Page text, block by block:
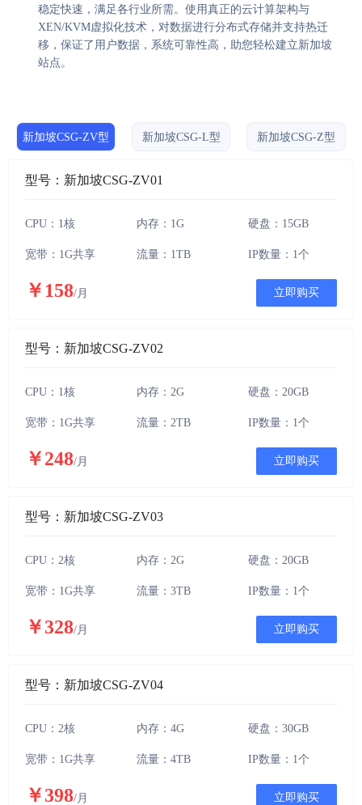
稳定快速，满足各行业所需。使用真正的云计算架构与
XEN/KVM虚拟化技术，对数据进行分布式存储并支持热迁
移，保证了用户数据，系统可靠性高，助您轻松建立新加坡
站点。
新加坡CSG-ZV型 新加坡CSG-L型 新加坡CSG-Z型
型号：新加坡CSG-ZV01
CPU：1核 内存：1G 硬盘：15GB
宽带：1G共享 流量：1TB IP数量：1个
￥158/月 立即购买
型号：新加坡CSG-ZV02
CPU：1核 内存：2G 硬盘：20GB
宽带：1G共享 流量：2TB IP数量：1个
￥248/月 立即购买
型号：新加坡CSG-ZV03
CPU：2核 内存：2G 硬盘：20GB
宽带：1G共享 流量：3TB IP数量：1个
￥328/月 立即购买
型号：新加坡CSG-ZV04
CPU：2核 内存：4G 硬盘：30GB
宽带：1G共享 流量：4TB IP数量：1个
￥398/月 立即购买